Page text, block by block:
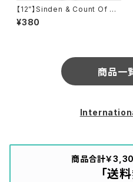
【12”】Sinden & Count Of M
onte Cristal / Everybody R
ocking (Counterfeet) (COU
¥380
商品一
商品合計￥
「送